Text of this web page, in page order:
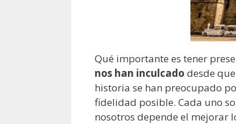
Qué importante es tener
nos han inculcado desde
historia se han preocupado
fidelidad posible. Cada uno
nosotros depende el mejorar